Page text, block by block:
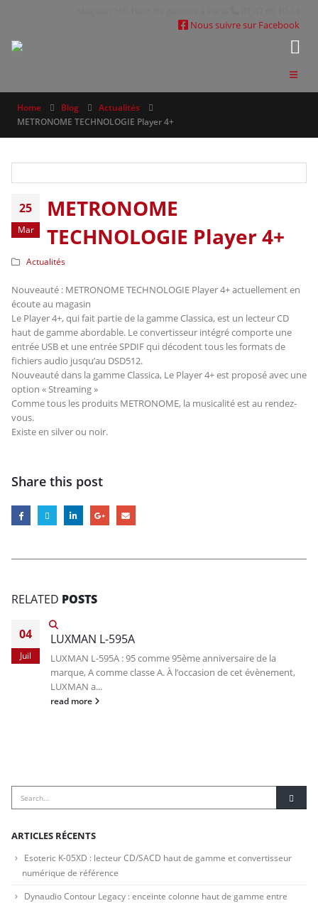
Nous suivre sur Facebook
Home Blog
Actualités
METRONOME TECHNOLOGIE Player 4+
25
Mar
METRONOME
TECHNOLOGIE Player 4+
Actualités
Nouveauté : METRONOME TECHNOLOGIE Player 4+ actuellement en
écoute au magasin
Le Player 4+, qui fait partie de la gamme Classica, est un lecteur CD
haut de gamme abordable. Le convertisseur intégré comporte une
entrée USB et une entrée SPDIF qui décodent tous les formats de
fichiers audio jusqu’au DSD512.
Nouveauté dans la gamme Classica, Le Player 4+ est proposé avec une
option « Streaming »
Comme tous les produits METRONOME, la musicalité est au rendez-
vous.
Existe en silver ou noir.
Share this post
RELATED POSTS
04
Juil
LUXMAN L-595A
LUXMAN L-595A : 95 comme 95ème anniversaire de la
marque, A comme classe A. À l’occasion de cet évènement,
LUXMAN a...
read more
ARTICLES RÉCENTS
Esoteric K-05XD : lecteur CD/SACD haut de gamme et convertisseur
numérique de référence
Dynaudio Contour Legacy : enceinte colonne haut de gamme entre